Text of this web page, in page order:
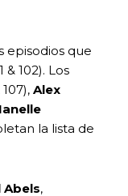
episodios que
102). Los
Alex
la lista de
Abels,